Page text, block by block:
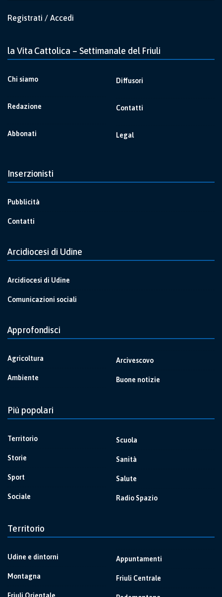
Registrati / Accedi
la Vita Cattolica – Settimanale del Friuli
Chi siamo
Redazione
Abbonati
Diffusori
Contatti
Legal
Inserzionisti
Pubblicità
Contatti
Arcidiocesi di Udine
Arcidiocesi di Udine
Comunicazioni sociali
Approfondisci
Agricoltura
Ambiente
Arcivescovo
Buone notizie
Più popolari
Territorio
Storie
Sport
Sociale
Scuola
Sanità
Salute
Radio Spazio
Territorio
Udine e dintorni
Montagna
Appuntamenti
Friuli Centrale